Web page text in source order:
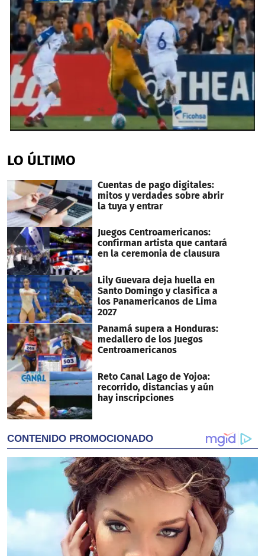
of
2
26
seconds
LO ÚLTIMO
Cuentas de pago digitales:
mitos y verdades sobre abrir
la tuya y entrar
Juegos Centroamericanos:
confirman artista que cantará
en la ceremonia de clausura
Lily Guevara deja huella en
Santo Domingo y clasifica a
los Panamericanos de Lima
2027
Panamá supera a Honduras:
medallero de los Juegos
Centroamericanos
Reto Canal Lago de Yojoa:
recorrido, distancias y aún
hay inscripciones